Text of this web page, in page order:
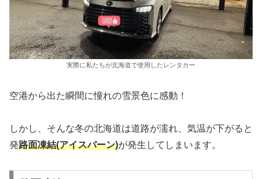
実際に私たちが北海道で使用したレンタカー
空港から出た瞬間に憧れの雪景色に感動！
しかし、そんな冬の北海道は道路が濡れ、気温が下がると
発路面凍結(アイスバーン)が発生してしまいます。